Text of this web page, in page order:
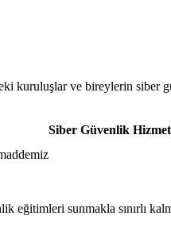
kuruluşlar ve bireylerin
Siber Güvenlik
sunmakla sınırlı